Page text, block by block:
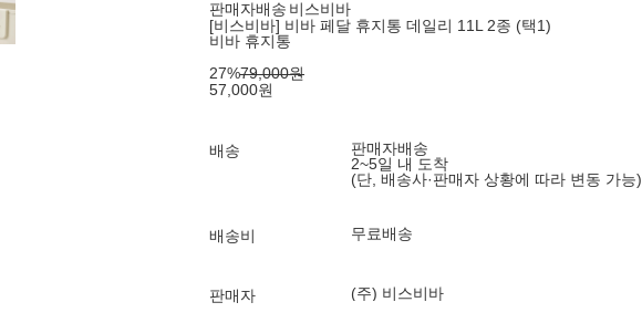
판매자배송 비스비바
[비스비바] 비바 페달 휴지통 데일리 11L 2종 (택1)
비바 휴지통
27%79,000원
57,000원
배송
판매자배송
2~5일 내 도착
(단, 배송사·판매자 상황에 따라 변동 가능)
배송비 무료배송
판매자 (주) 비스비바